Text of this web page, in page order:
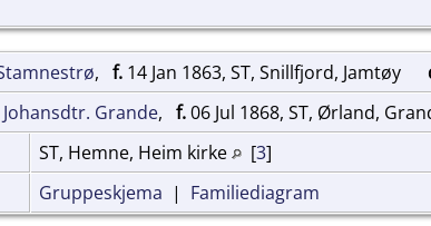
, f. 14 Jan 1863, ST, Snillfjord, Jamtøy
Grande, f.06 Jul 1868, ST, Ørland,
ST, Hemne, Heim kirke [3]
Gruppeskjema | Familiediagram